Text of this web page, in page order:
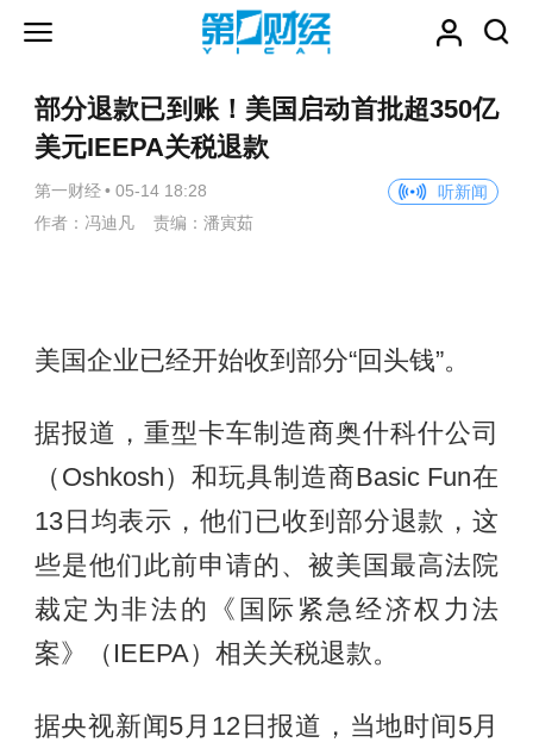
部分退款已到账！美国启动首批超350亿
美元IEEPA关税退款
第一财经 • 05-14 18:28
听新闻
作者：冯迪凡 责编：潘寅茹
美国企业已经开始收到部分“回头钱”。
据报道，重型卡车制造商奥什科什公司
（Oshkosh）和玩具制造商Basic Fun在
13日均表示，他们已收到部分退款，这
些是他们此前申请的、被美国最高法院
裁定为非法的《国际紧急经济权力法
案》（IEEPA）相关关税退款。
据央视新闻5月12日报道，当地时间5月